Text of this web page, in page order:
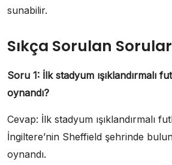
sunabilir.
Sıkça Sorulan Sorular
Soru 1: İlk stadyum ışıklandırmalı
oynandı?
Cevap: İlk stadyum ışıklandırmalı
İngiltere’nin Sheffield şehrinde
oynandı.